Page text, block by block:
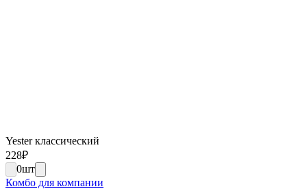
Yester классический
228₽
0шт
Комбо для компании